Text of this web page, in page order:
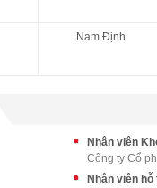
Nam Định
Nhân viên
Công ty Cổ
Nhân viên